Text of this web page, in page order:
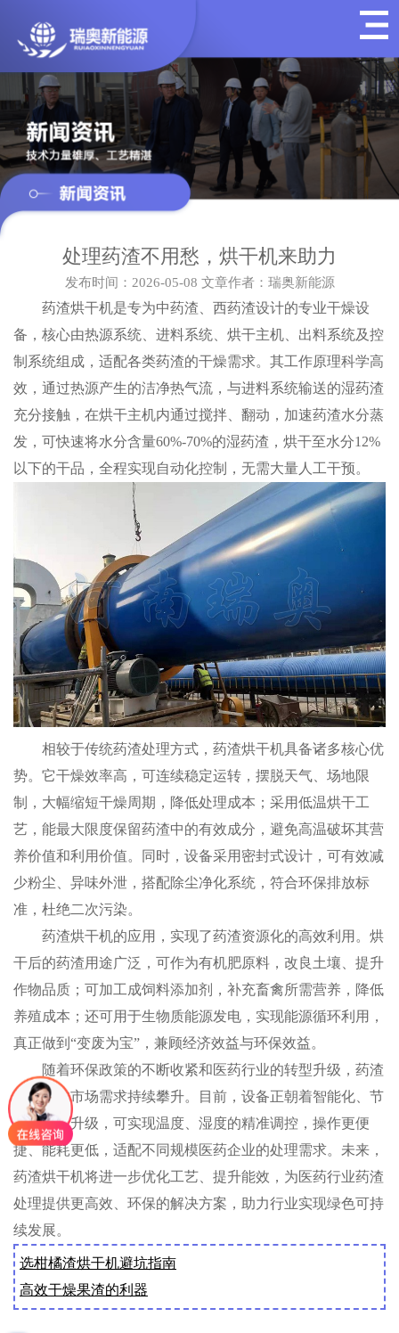
处理药渣不用愁，烘干机来助力
发布时间：2026-05-08 文章作者：瑞奥新能源
药渣烘干机是专为中药渣、西药渣设计的专业干燥设
备，核心由热源系统、进料系统、烘干主机、出料系统及控
制系统组成，适配各类药渣的干燥需求。其工作原理科学高
效，通过热源产生的洁净热气流，与进料系统输送的湿药渣
充分接触，在烘干主机内通过搅拌、翻动，加速药渣水分蒸
发，可快速将水分含量60%-70%的湿药渣，烘干至水分12%
以下的干品，全程实现自动化控制，无需大量人工干预。
相较于传统药渣处理方式，药渣烘干机具备诸多核心优
势。它干燥效率高，可连续稳定运转，摆脱天气、场地限
制，大幅缩短干燥周期，降低处理成本；采用低温烘干工
艺，能最大限度保留药渣中的有效成分，避免高温破坏其营
养价值和利用价值。同时，设备采用密封式设计，可有效减
少粉尘、异味外泄，搭配除尘净化系统，符合环保排放标
准，杜绝二次污染。
药渣烘干机的应用，实现了药渣资源化的高效利用。烘
干后的药渣用途广泛，可作为有机肥原料，改良土壤、提升
作物品质；可加工成饲料添加剂，补充畜禽所需营养，降低
养殖成本；还可用于生物质能源发电，实现能源循环利用，
真正做到“变废为宝”，兼顾经济效益与环保效益。
随着环保政策的不断收紧和医药行业的转型升级，药渣
烘干机的市场需求持续攀升。目前，设备正朝着智能化、节
能化方向升级，可实现温度、湿度的精准调控，操作更便
捷、能耗更低，适配不同规模医药企业的处理需求。未来，
药渣烘干机将进一步优化工艺、提升能效，为医药行业药渣
处理提供更高效、环保的解决方案，助力行业实现绿色可持
续发展。
选柑橘渣烘干机避坑指南
高效干燥果渣的利器